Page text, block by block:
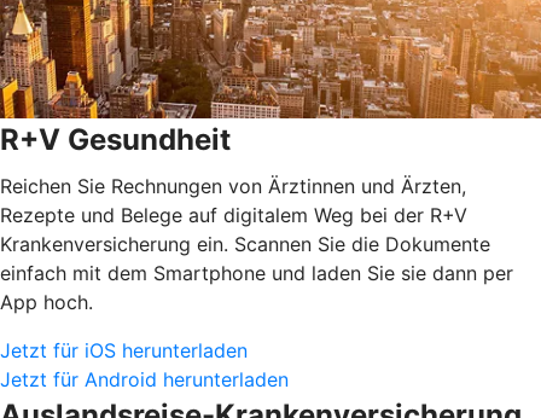
R+V Gesundheit
Reichen Sie Rechnungen von Ärztinnen und Ärzten,
Rezepte und Belege auf digitalem Weg bei der R+V
Krankenversicherung ein. Scannen Sie die Dokumente
einfach mit dem Smartphone und laden Sie sie dann per
App hoch.
Jetzt für iOS herunterladen
Jetzt für Android herunterladen